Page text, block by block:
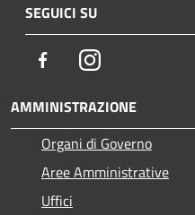
SEGUICI SU
FacebookInstagram
AMMINISTRAZIONE
Organi di Governo
Aree Amministrative
Uffici